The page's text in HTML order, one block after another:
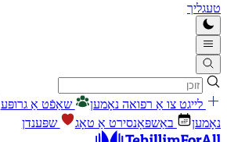
טעגליך
לייגט צו אַ רפואה נאָמען שאַפֿט אַ גרופּע
נאָמען
באַשפּאָנסירט אַ טאָג שפּענדן